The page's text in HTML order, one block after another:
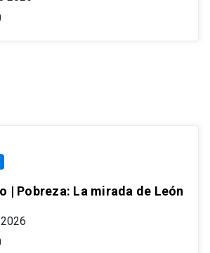
| Pobreza: La mirada de León